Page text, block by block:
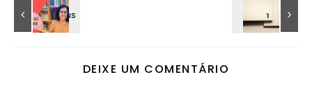
DEIXE UM COMENTÁRIO